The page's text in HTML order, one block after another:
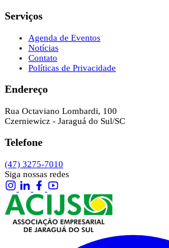
Serviços
Agenda de Eventos
Notícias
Contato
Políticas de Privacidade
Endereço
Rua Octaviano Lombardi, 100
Czerniewicz - Jaraguá do Sul/SC
Telefone
(47) 3275-7010
Siga nossas redes